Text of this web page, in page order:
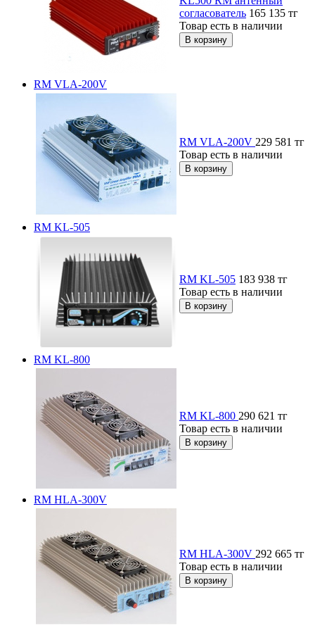
согласователь 165 135 тг
Товар есть в наличии
RM VLA-200V
RM VLA-200V 229 581 тг
Товар есть в наличии
RM KL-505
RM KL-505 183 938 тг
Товар есть в наличии
RM KL-800
RM KL-800 290 621 тг
Товар есть в наличии
RM HLA-300V
RM HLA-300V 292 665 тг
Товар есть в наличии